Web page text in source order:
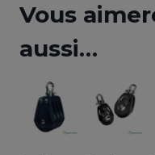
Vous
aussi…